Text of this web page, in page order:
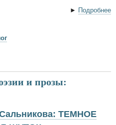
► Подробнее
и прозы:
ТЕМНОЕ